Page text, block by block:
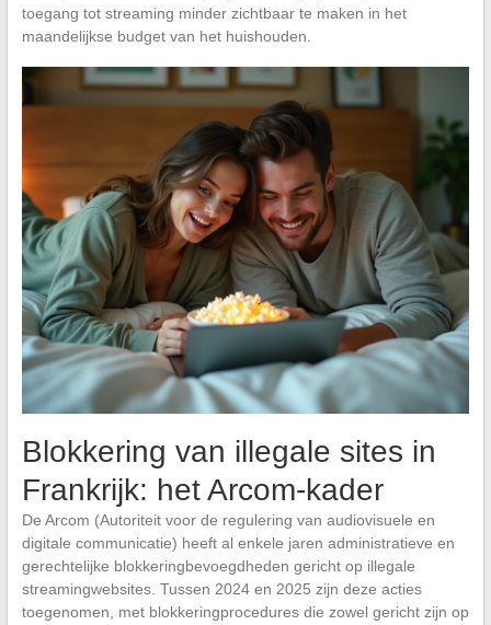
toegang tot streaming minder zichtbaar te maken in het
maandelijkse budget van het huishouden.
Blokkering van illegale sites in
Frankrijk: het Arcom-kader
De Arcom (Autoriteit voor de regulering van audiovisuele en
digitale communicatie) heeft al enkele jaren administratieve en
gerechtelijke blokkeringbevoegdheden gericht op illegale
streamingwebsites. Tussen 2024 en 2025 zijn deze acties
toegenomen, met blokkeringprocedures die zowel gericht zijn op